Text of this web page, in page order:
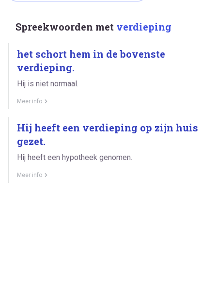
Spreekwoorden met verdieping
het schort hem in de bovenste
verdieping.
Hij is niet normaal.
Meer info
Hij heeft een verdieping op zijn huis
gezet.
Hij heeft een hypotheek genomen.
Meer info